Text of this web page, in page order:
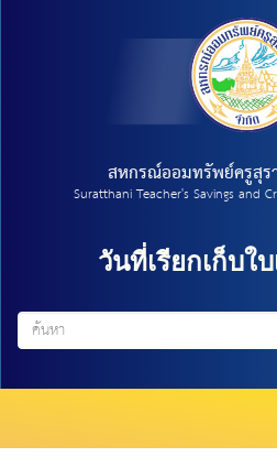
สหกรณ์ออมทรัพย์ครูสุ
Suratthani Teacher's Savings and
วันที่เรียกเก็บใบเ